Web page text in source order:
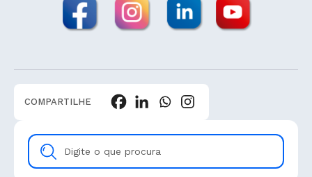
COMPARTILHE
Digite